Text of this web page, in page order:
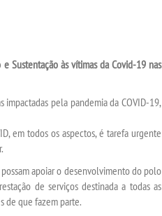
Sustentação às vítimas da Covid-19 nas
pela pandemia da COVID-19,
em todos os aspectos, é tarefa urgente
apoiar o desenvolvimento do polo
de serviços destinada a todas as
de que fazem parte.